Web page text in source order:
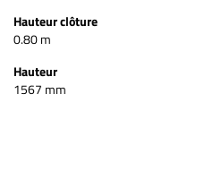
Hauteur clôture
0.80 m
Hauteur
1567 mm